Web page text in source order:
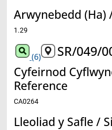
Arwynebedd (Ha)
1.29
(6) SR/049/
Cyfeirnod
Reference
CA0264
Lleoliad y Safle /